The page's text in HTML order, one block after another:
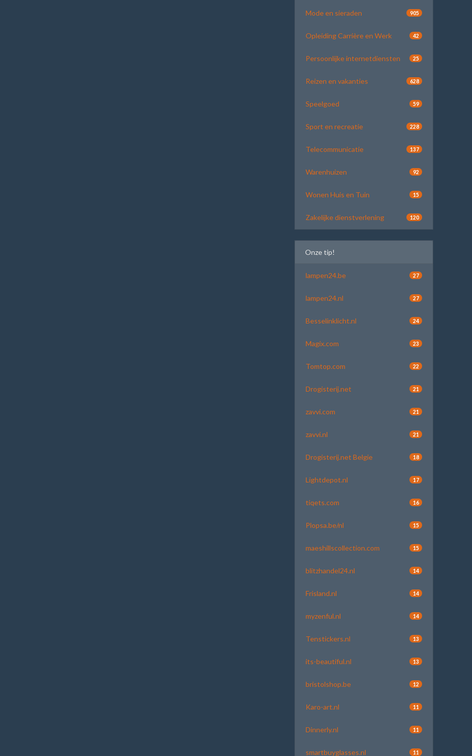
Mode en sieraden 905
Opleiding Carrière en Werk 42
Persoonlijke internetdiensten 25
Reizen en vakanties 628
Speelgoed 59
Sport en recreatie 228
Telecommunicatie 137
Warenhuizen 92
Wonen Huis en Tuin 15
Zakelijke dienstverlening 120
Onze tip!
lampen24.be 27
lampen24.nl 27
Besselinklicht.nl 24
Magix.com 23
Tomtop.com 22
Drogisterij.net 21
zavvi.com 21
zavvi.nl 21
Drogisterij.net Belgie 18
Lightdepot.nl 17
tiqets.com 16
Plopsa.be/nl 15
maeshillscollection.com 15
blitzhandel24.nl 14
Frisland.nl 14
myzenful.nl 14
Tenstickers.nl 13
its-beautiful.nl 13
bristolshop.be 12
Karo-art.nl 11
Dinnerly.nl 11
smartbuyglasses.nl 11